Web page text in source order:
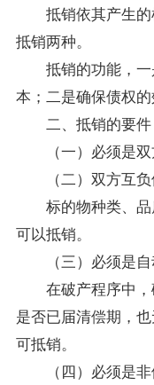
抵销依其产生的
抵销两种。
抵销的功能，一
本；二是确保债权的
二、抵销的要件
（一）必须是双
（二）双方互负
标的物种类、品
可以抵销。
（三）必须是自
在破产程序中，
是否已届清偿期，
可抵销。
（四）必须是非